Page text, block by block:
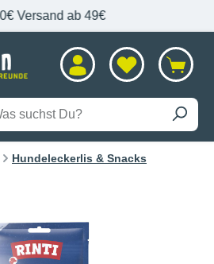
0€ Versand ab 49€
Hundeleckerlis & Snacks